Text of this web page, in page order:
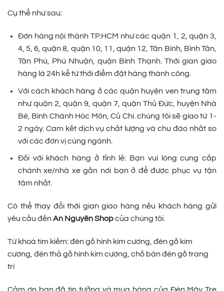
Cụ thể như sau:
Đơn hàng nội thành TP.HCM như các quận 1, 2, quận 3,
4, 5, 6, quận 8, quận 10, 11, quận 12, Tân Bình, Bình Tân,
Tân Phú, Phú Nhuận, quận Bình Thạnh. Thời gian giao
hàng là 24h kể từ thời điểm đặt hàng thành công.
Với cách khách hàng ở các quận huyện ven trung tâm
như quận 2, quận 9, quận 7, quận Thủ Đức, huyện Nhà
Bè, Bình Chánh Hóc Môn, Củ Chi. chúng tôi sẽ giao từ 1-
2 ngày. Cam kết dịch vụ chất lượng và chu đáo nhất so
với các đơn vị cùng ngành.
Đối với khách hàng ở tỉnh lẻ: Bạn vui lòng cung cấp
chành xe/nhà xe gần nơi bạn ở để được phục vụ tận
tâm nhất.
Có thể thay đổi thời gian giao hàng nếu khách hàng gửi
yêu cầu đến An Nguyên Shopcủa chúng tôi.
Từ khoá tim kiếm: đèn gỗ hình kim cương, đèn gỗ kim
cương, đèn thả gỗ hình kim cương, chỗ bán đèn gỗ trang
trí
Cảm ơn bạn đã tin tưởng và mua hàng của Đèn Mây Tre